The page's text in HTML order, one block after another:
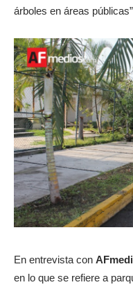
árboles en áreas
En entrevista con
en lo que se refiere a